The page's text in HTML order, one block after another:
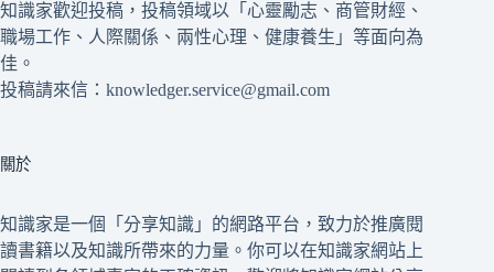
知識家歡迎投稿，投稿領域以「心靈勵志、商管財經、
職場工作、人際關係、兩性心理、健康養生」等面向為
佳。
投稿請來信：knowledger.service@gmail.com
關於
知識家是一個「分享知識」的網路平台，致力於推廣閱
讀書籍以及知識所帶來的力量。你可以在知識家網站上